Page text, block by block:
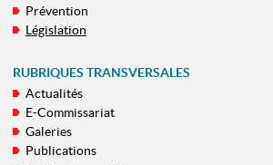
Prévention
Législation
RUBRIQUES TRANSVERSALES
Actualités
E-Commissariat
Galeries
Publications